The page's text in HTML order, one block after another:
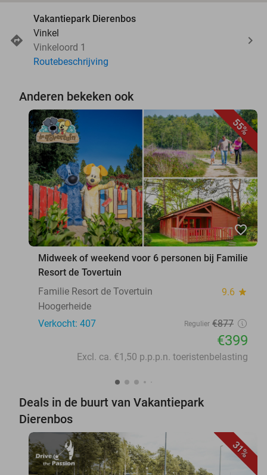
Vakantiepark Dierenbos
Vinkel
Vinkeloord 1
Routebeschrijving
Anderen bekeken ook
55%
favorite_border
Midweek of weekend voor 6 personen bij Familie
Resort de Tovertuin
Familie Resort de Tovertuin
9.6 star
Hoogerheide
Verkocht: 407
Regulier €877
€399
Excl. ca. €1,50 p.p.p.n. toeristenbelasting
Deals in de buurt van Vakantiepark
Dierenbos
31%